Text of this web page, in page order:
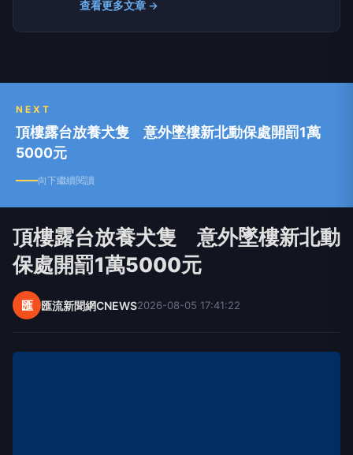
類別，提供獨家新聞及豐富內容，未來將企劃更多
精采專題，讓您一手掌握最新資訊！
查看更多文章 →
NEXT
頂樓露台放養犬隻 意外墜樓新北動保處開罰1萬
5000元
向下繼續閱讀
頂樓露台放養犬隻 意外墜樓新北動
保處開罰1萬5000元
匯 匯流新聞網CNEWS2026-08-05 17:41:22